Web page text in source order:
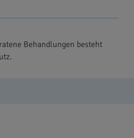
Behandlungen besteht